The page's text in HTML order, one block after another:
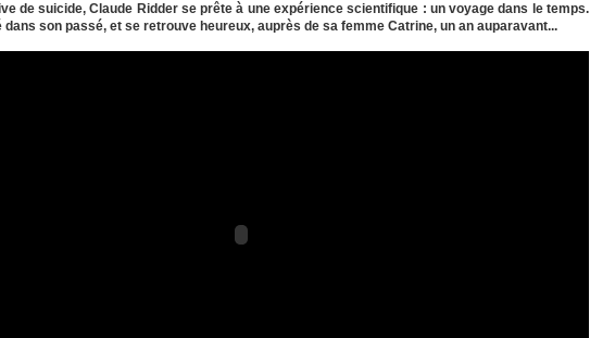
de suicide, Claude Ridder se prête à une expérience scientifique : un voyage dans le temps.
dans son passé, et se retrouve heureux, auprès de sa femme Catrine, un an auparavant...